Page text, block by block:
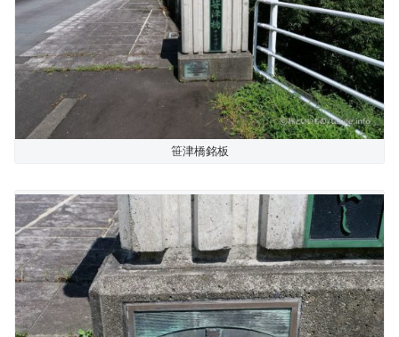
笹津橋銘板